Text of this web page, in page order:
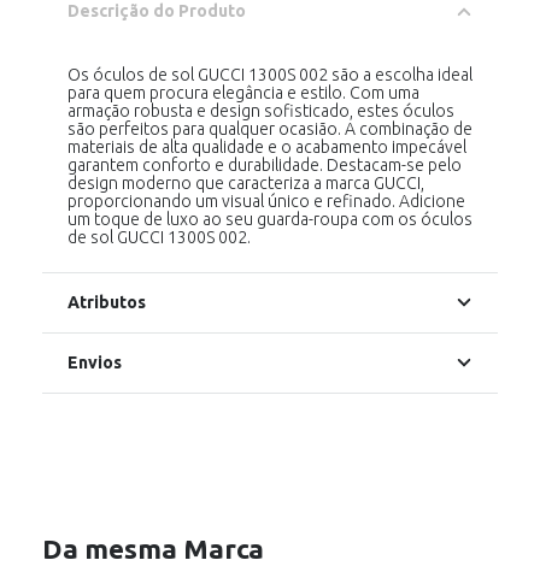
Descrição do Produto
Os óculos de sol GUCCI 1300S 002 são a escolha ideal
para quem procura elegância e estilo. Com uma
armação robusta e design sofisticado, estes óculos
são perfeitos para qualquer ocasião. A combinação de
materiais de alta qualidade e o acabamento impecável
garantem conforto e durabilidade. Destacam-se pelo
design moderno que caracteriza a marca GUCCI,
proporcionando um visual único e refinado. Adicione
um toque de luxo ao seu guarda-roupa com os óculos
de sol GUCCI 1300S 002.
Atributos
Envios
Da mesma Marca